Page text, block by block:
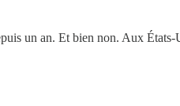
un an. Et bien non. Aux